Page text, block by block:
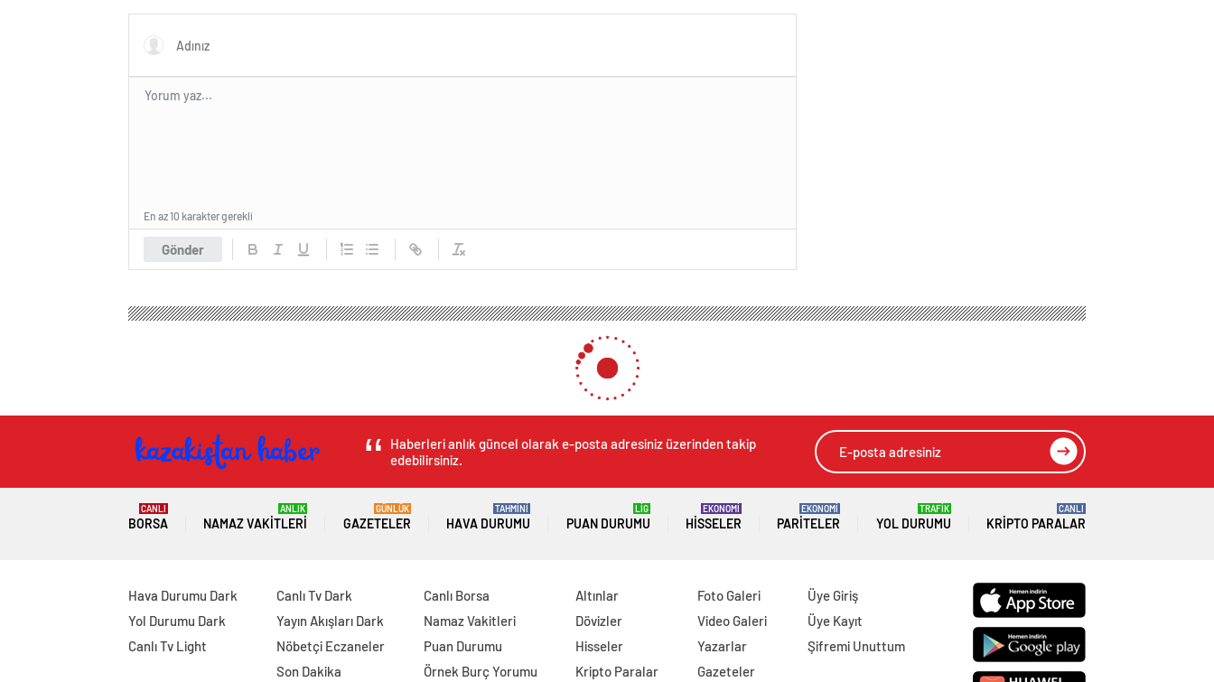
Gönder
En az 10 karakter gerekli
Haberleri anlık güncel olarak e-posta adresiniz üzerinden takip
edebilirsiniz.
BORSA
CANLI
NAMAZ VAKITLERI
ANLIK
GAZETELER
GÜNLÜK
HAVA DURUMU
TAHMİNİ
PUAN DURUMU
LİG
HISSELER
EKONOMİ
PARITELER
EKONOMİ
YOL DURUMU
TRAFİK
KRIPTO PARALAR
CANLI
Hava Durumu Dark
Yol Durumu Dark
Canlı Tv Light
Canlı Tv Dark
Yayın Akışları Dark
Nöbetçi Eczaneler
Son Dakika
Canlı Borsa
Namaz Vakitleri
Puan Durumu
Örnek Burç Yorumu
Altınlar
Dövizler
Hisseler
Kripto Paralar
Foto Galeri
Video Galeri
Yazarlar
Gazeteler
Üye Giriş
Üye Kayıt
Şifremi Unuttum